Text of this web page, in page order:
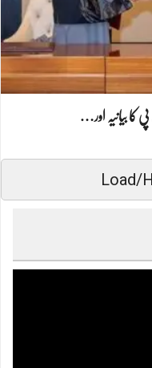
کا بیانیہ اور…
Load/